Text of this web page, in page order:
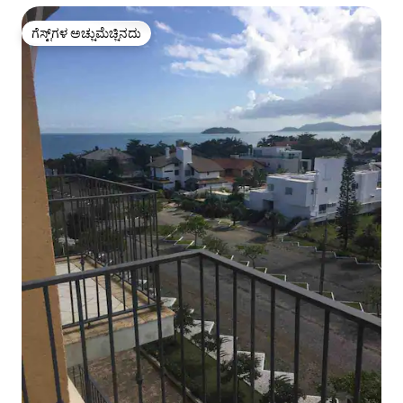
ಗೆಸ್ಟ್‌ಗಳ ಅಚ್ಚುಮೆಚ್ಚಿನದು
ಗೆಸ್ಟ್‌ಗಳ ಅಚ್ಚುಮೆಚ್ಚಿನದು